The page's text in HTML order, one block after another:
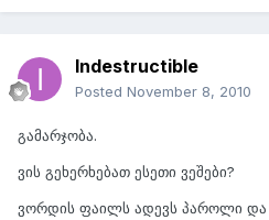
Indestructible
Posted November 8, 2010
გამარჯობა.
ვის გეხერხებათ ესეთი ვეშები?
ვორდის ფაილს ადევს პაროლი და